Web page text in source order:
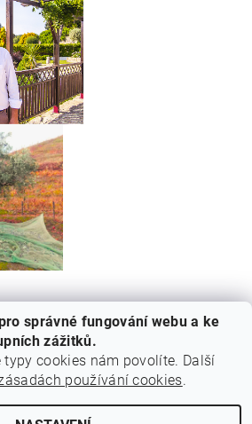
TEORIAnebyly nalezeny....
správné fungování webu a ke
zážitků.
cookies nám povolíte. Další
používání cookies.